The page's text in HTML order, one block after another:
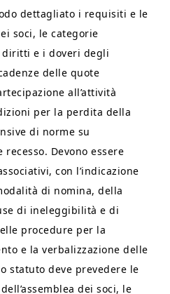
dettagliato i requisiti e le
soci, le categorie
e i doveri degli
delle quote
all’attività
per la perdita della
di norme su
Devono essere
con l’indicazione
di nomina, della
di ineleggibilità e di
procedure per la
e la verbalizzazione delle
statuto deve prevedere le
dei soci, le